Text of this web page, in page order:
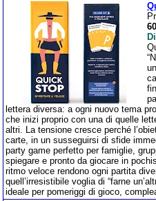
60
lettera diversa: a ogni nuovo tema
che inizi proprio con una di quelle
altri. La tensione cresce perché
carte, in un susseguirsi di sfide
party game perfetto per famiglie,
spiegare e pronto da giocare in
ritmo veloce rendono ogni partita
quell’irresistibile voglia di “farne
ideale per pomeriggi di gioco,